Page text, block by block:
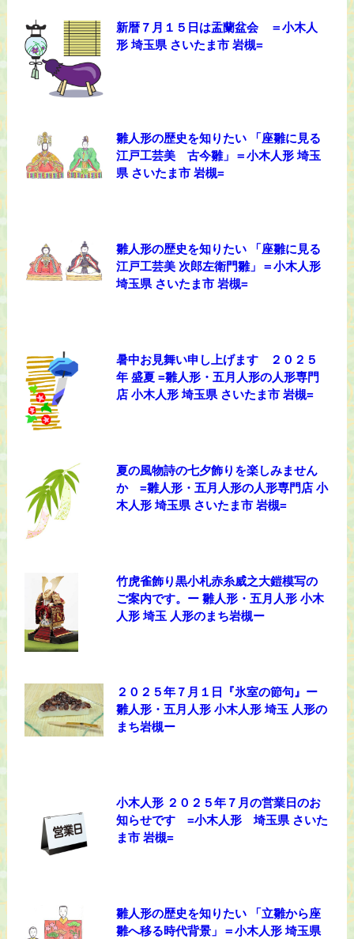
新暦７月１５日は盂蘭盆会 ＝小木人
形 埼玉県 さいたま市 岩槻=
雛人形の歴史を知りたい 「座雛に見る
江戸工芸美 古今雛」＝小木人形 埼玉
県 さいたま市 岩槻=
雛人形の歴史を知りたい 「座雛に見る
江戸工芸美 次郎左衛門雛」＝小木人形
埼玉県 さいたま市 岩槻=
暑中お見舞い申し上げます ２０２５
年 盛夏 =雛人形・五月人形の人形専門
店 小木人形 埼玉県 さいたま市 岩槻=
夏の風物詩の七夕飾りを楽しみません
か =雛人形・五月人形の人形専門店 小
木人形 埼玉県 さいたま市 岩槻=
竹虎雀飾り黒小札赤糸威之大鎧模写の
ご案内です。ー 雛人形・五月人形 小木
人形 埼玉 人形のまち岩槻ー
２０２５年７月１日『氷室の節句』ー
雛人形・五月人形 小木人形 埼玉 人形の
まち岩槻ー
小木人形 ２０２５年７月の営業日のお
知らせです =小木人形 埼玉県 さいた
ま市 岩槻=
雛人形の歴史を知りたい 「立雛から座
雛へ移る時代背景」＝小木人形 埼玉県